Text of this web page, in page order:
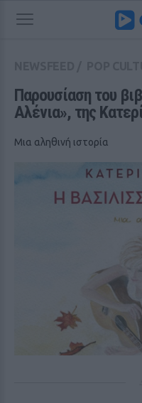
Παρουσίαση του
Αλένια», της
Μια αληθινή ιστορία